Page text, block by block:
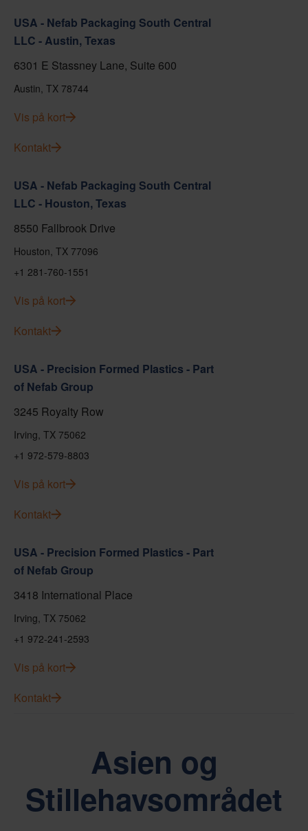
USA - Nefab Packaging South Central
LLC - Austin, Texas
6301 E Stassney Lane, Suite 600
Austin, TX 78744
Vis på kort
Kontakt
USA - Nefab Packaging South Central
LLC - Houston, Texas
8550 Fallbrook Drive
Houston, TX 77096
+1 281-760-1551
Vis på kort
Kontakt
USA - Precision Formed Plastics - Part
of Nefab Group
3245 Royalty Row
Irving, TX 75062
+1 972-579-8803
Vis på kort
Kontakt
USA - Precision Formed Plastics - Part
of Nefab Group
3418 International Place
Irving, TX 75062
+1 972-241-2593
Vis på kort
Kontakt
Asien og
Stillehavsområdet